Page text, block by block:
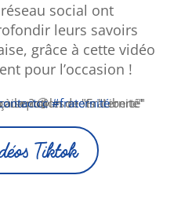
social ont
leurs savoirs
grâce à cette vidéo
pour l’occasion !
dans la devise Française ? 🧐#fraternité
Tiktok